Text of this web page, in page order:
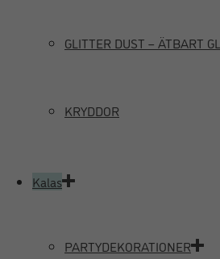
GLITTER DUST – ÄTBART
KRYDDOR
Kalas
PARTYDEKORATIONER